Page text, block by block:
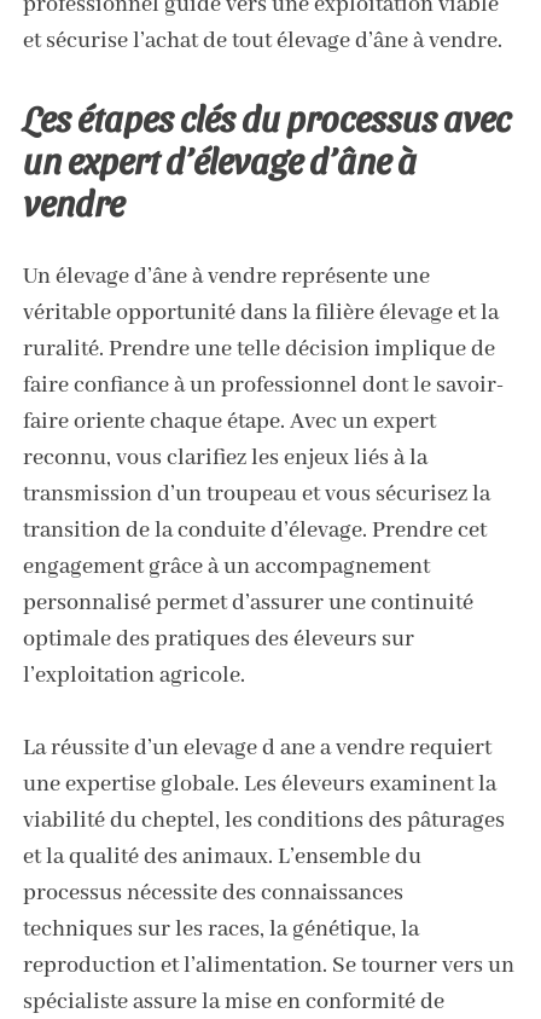
et sécurise l’achat de tout élevage d’âne à vendre.
Les étapes clés du processus avec
un expert d’élevage d’âne à
vendre
Un élevage d’âne à vendre représente une
véritable opportunité dans la filière élevage et la
ruralité. Prendre une telle décision implique de
faire confiance à un professionnel dont le savoir-
faire oriente chaque étape. Avec un expert
reconnu, vous clarifiez les enjeux liés à la
transmission d’un troupeau et vous sécurisez la
transition de la conduite d’élevage. Prendre cet
engagement grâce à un accompagnement
personnalisé permet d’assurer une continuité
optimale des pratiques des éleveurs sur
l’exploitation agricole.
La réussite d’un elevage d ane a vendre requiert
une expertise globale. Les éleveurs examinent la
viabilité du cheptel, les conditions des pâturages
et la qualité des animaux. L’ensemble du
processus nécessite des connaissances
techniques sur les races, la génétique, la
reproduction et l’alimentation. Se tourner vers un
spécialiste assure la mise en conformité de